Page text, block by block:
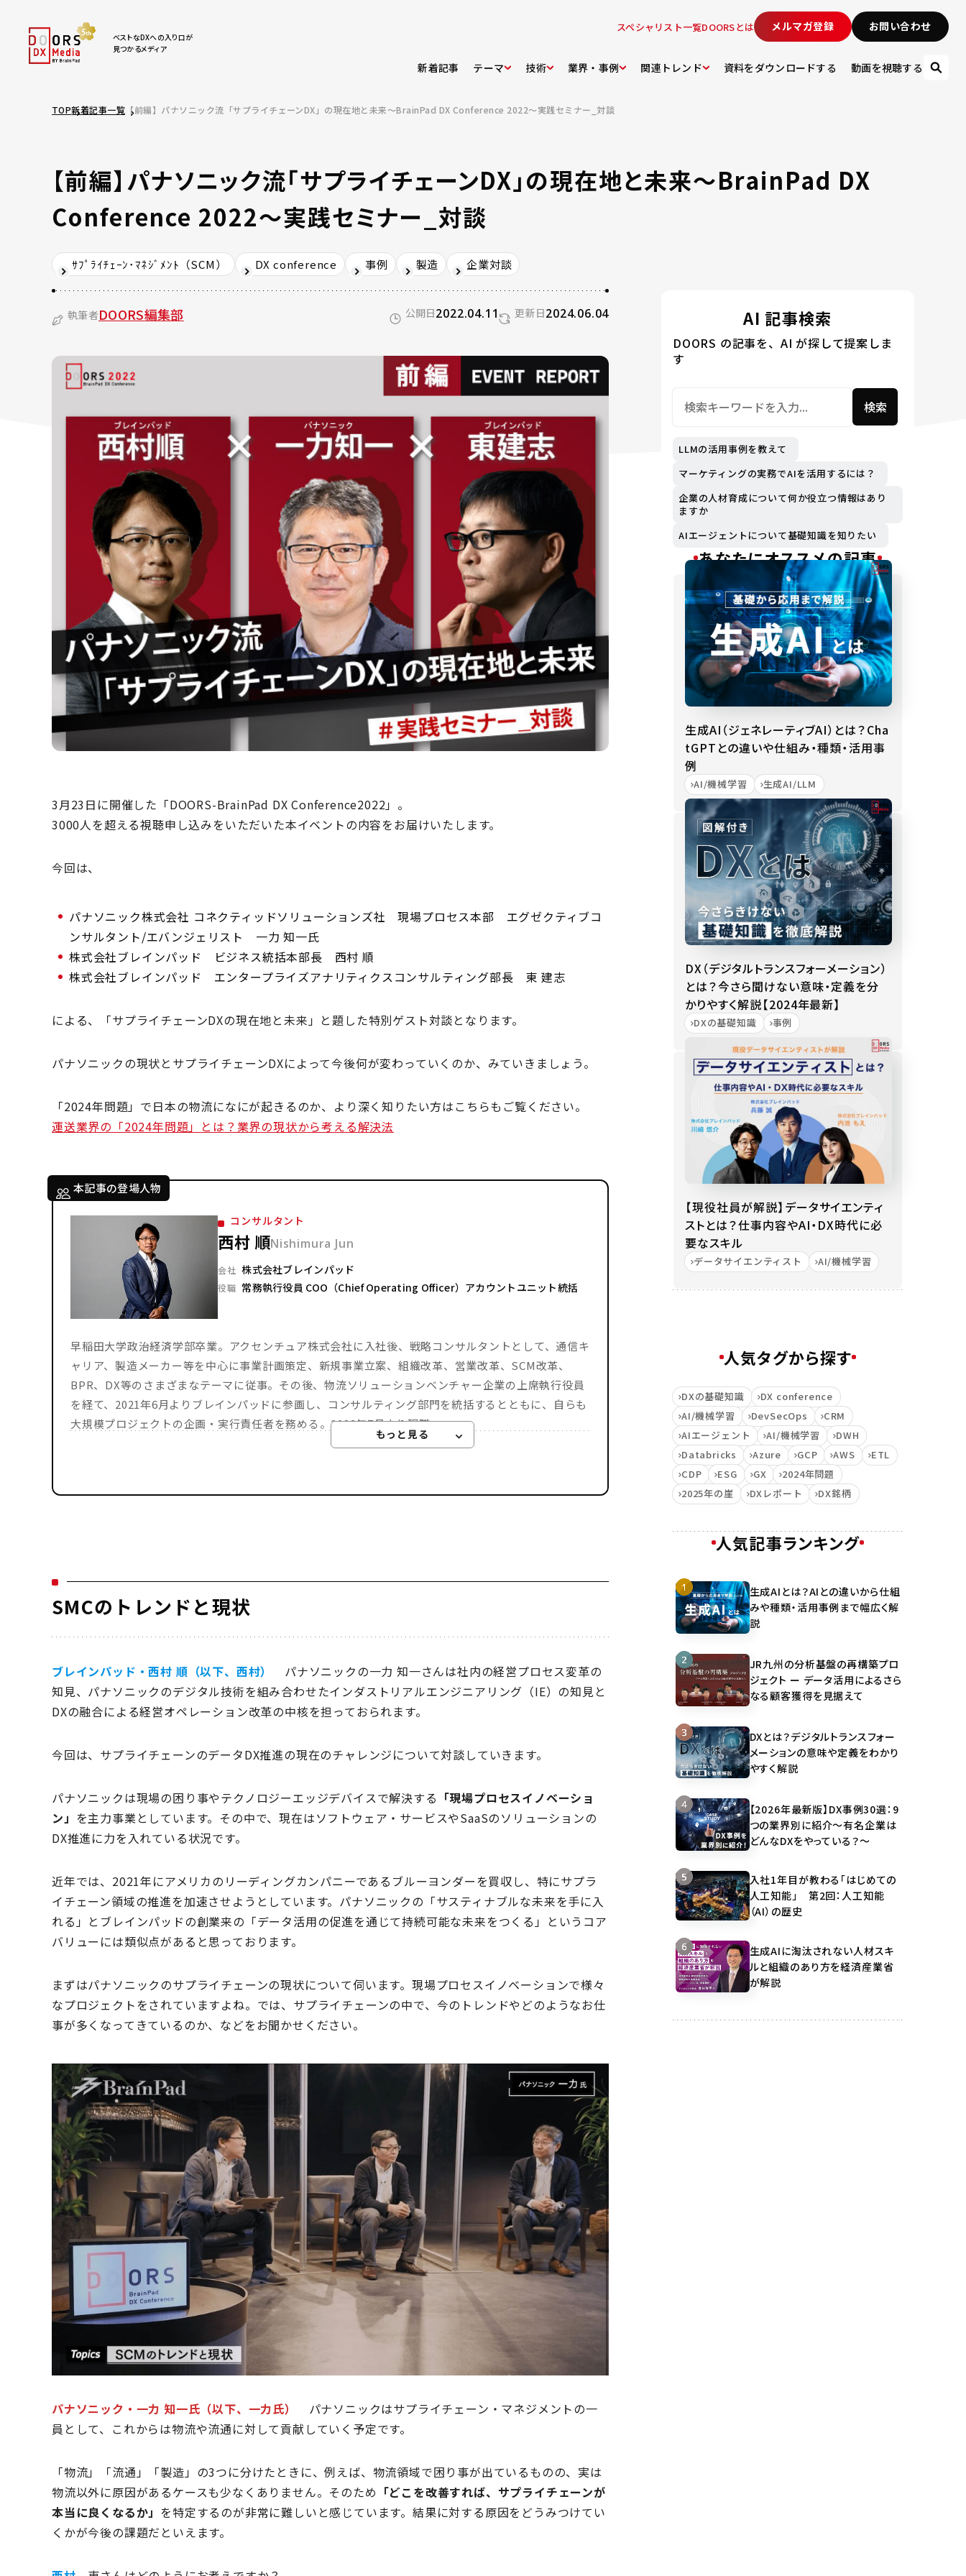
ベストなDXへの入り口が
見つかるメディア
スペシャリスト一覧DOORSとは メルマガ登録 お問い合わせ
新着記事 テーマ 技術 業界・事例 関連トレンド 資料をダウンロードする 動画を視聴する
TOP新着記事一覧 【前編】パナソニック流「サプライチェーンDX」の現在地と未来～BrainPad DX Conference 2022～実践セミナー_対談
【前編】パナソニック流「サプライチェーンDX」の現在地と未来～BrainPad DX
Conference 2022～実践セミナー_対談
ｻﾌﾟﾗｲﾁｪｰﾝ･ﾏﾈｼﾞﾒﾝﾄ（SCM） DX conference 事例 製造 企業対談
執筆者DOORS編集部 公開日2022.04.11 更新日2024.06.04
3月23日に開催した「DOORS-BrainPad DX Conference2022」。
3000人を超える視聴申し込みをいただいた本イベントの内容をお届けいたします。
今回は、
パナソニック株式会社 コネクティッドソリューションズ社 現場プロセス本部 エグゼクティブコ
ンサルタント/エバンジェリスト 一力 知一氏
株式会社ブレインパッド ビジネス統括本部長 西村 順
株式会社ブレインパッド エンタープライズアナリティクスコンサルティング部長 東 建志
による、「サプライチェーンDXの現在地と未来」と題した特別ゲスト対談となります。
パナソニックの現状とサプライチェーンDXによって今後何が変わっていくのか、みていきましょう。
「2024年問題」で日本の物流になにが起きるのか、より深く知りたい方はこちらもご覧ください。
運送業界の「2024年問題」とは？業界の現状から考える解決法
本記事の登場人物
コンサルタント
西村 順Nishimura Jun
会社 株式会社ブレインパッド
役職 常務執行役員 COO（Chief Operating Officer）アカウントユニット統括
早稲田大学政治経済学部卒業。アクセンチュア株式会社に入社後、戦略コンサルタントとして、通信キ
ャリア、製造メーカー等を中心に事業計画策定、新規事業立案、組織改革、営業改革、SCM改革、
BPR、DX等のさまざまなテーマに従事。その後、物流ソリューションベンチャー企業の上席執行役員
を経て、2021年6月よりブレインパッドに参画し、コンサルティング部門を統括するとともに、自らも
大規模プロジェクトの企画・実行責任者を務める。2023年7月より現職。
コンサルタント
役職 シニアマネジャー
やデータ分析を起点としたサービス企画、データ活用構想、業務・オペレーション改善・高度化を支
援。特にSCM領域での取り組みに経験を有する。
SMCのトレンドと現状
ブレインパッド・西村 順（以下、西村）
パナソニックの一力 知一さんは社内の経営プロセス変革の
知見、パナソニックのデジタル技術を組み合わせたインダストリアルエンジニアリング（IE）の知見と
DXの融合による経営オペレーション改革の中核を担っておられます。
今回は、サプライチェーンのデータDX推進の現在のチャレンジについて対談していきます。
パナソニックは現場の困り事やテクノロジーエッジデバイスで解決する 「現場プロセスイノベーショ
ン」 を主力事業としています。その中で、現在はソフトウェア・サービスやSaaSのソリューションの
DX推進に力を入れている状況です。
近年では、2021年にアメリカのリーディングカンパニーであるブルーヨンダーを買収し、特にサプラ
イチェーン領域の推進を加速させようとしています。パナソニックの「サスティナブルな未来を手に入
れる」とブレインパッドの創業来の「データ活用の促進を通じて持続可能な未来をつくる」というコア
バリューには類似点があると思っております。
まずはパナソニックのサプライチェーンの現状について伺います。現場プロセスイノベーションで様々
なプロジェクトをされていますよね。では、サプライチェーンの中で、今のトレンドやどのようなお仕
事が多くなってきているのか、などをお聞かせください。
パナソニック・一力 知一氏（以下、一力氏）
パナソニックはサプライチェーン・マネジメントの一
員として、これからは物流や流通に対して貢献していく予定です。
「物流」「流通」「製造」の3つに分けたときに、例えば、物流領域で困り事が出ているものの、実は
物流以外に原因があるケースも少なくありません。そのため 「どこを改善すれば、サプライチェーンが
本当に良くなるか」 を特定するのが非常に難しいと感じています。結果に対する原因をどうみつけてい
くかが今後の課題だといえます。
AI 記事検索
DOORS の記事を、AI が探して提案しま
す
検索
LLMの活用事例を教えて
マーケティングの実務でAIを活用するには？
企業の人材育成について何か役立つ情報はあり
ますか
AIエージェントについて基礎知識を知りたい
あなたにオススメの記事
生成AI（ジェネレーティブAI）とは？Cha
tGPTとの違いや仕組み・種類・活用事
例
AI/機械学習 生成AI/LLM
DX（デジタルトランスフォーメーション）
とは？今さら聞けない意味・定義を分
かりやすく解説【2024年最新】
DXの基礎知識 事例
【現役社員が解説】データサイエンティ
ストとは？仕事内容やAI・DX時代に必
要なスキル
データサイエンティスト AI/機械学習
人気タグから探す
DXの基礎知識
DX conference
AI/機械学習
DevSecOps
CRM
AIエージェント
AI/機械学習
DWH
Databricks
Azure GCP AWS
ETL
CDP
ESG GX
2024年問題
2025年の崖
DXレポート DX銘柄
人気記事ランキング
生成AIとは？AIとの違いから仕組
みや種類・活用事例まで幅広く解
説
JR九州の分析基盤の再構築プロ
ジェクト ー データ活用によるさら
なる顧客獲得を見据えて
DXとは？デジタルトランスフォー
メーションの意味や定義をわかり
やすく解説
【2026年最新版】DX事例30選：9
つの業界別に紹介～有名企業は
どんなDXをやっている？～
入社1年目が教わる「はじめての
人工知能」 第2回：人工知能
（AI）の歴史
生成AIに淘汰されない人材スキ
ルと組織のあり方を経済産業省
が解説